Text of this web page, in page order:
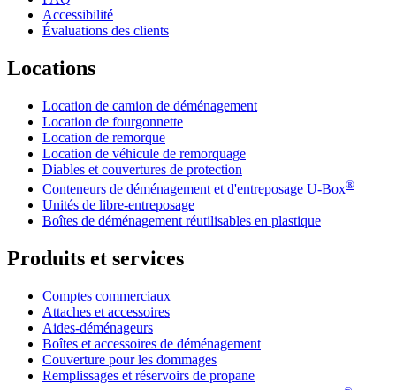
Accessibilité
Évaluations des clients
Locations
Location de camion de déménagement
Location de fourgonnette
Location de remorque
Location de véhicule de remorquage
Diables et couvertures de protection
Conteneurs de déménagement et d'entreposage U-Box®
Unités de libre-entreposage
Boîtes de déménagement réutilisables en plastique
Produits et services
Comptes commerciaux
Attaches et accessoires
Aides-déménageurs
Boîtes et accessoires de déménagement
Couverture pour les dommages
Remplissages et réservoirs de propane